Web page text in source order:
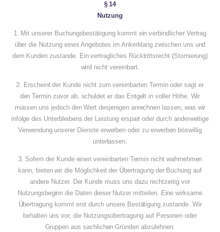
§ 14
Nutzung
1. Mit unserer Buchungsbestätigung kommt ein verbindlicher Vertrag
über die Nutzung eines Angebotes im Ankerklang zwischen uns und
dem Kunden zustande. Ein vertragliches Rücktrittsrecht (Stornierung)
wird nicht vereinbart.
2. Erscheint der Kunde nicht zum vereinbarten Termin oder sagt er
den Termin zuvor ab, schuldet er das Entgelt in voller Höhe. Wir
müssen uns jedoch den Wert desjenigen anrechnen lassen, was wir
infolge des Unterbleibens der Leistung erspart oder durch anderweitige
Verwendung unserer Dienste erwerben oder zu erwerben böswillig
unterlassen.
3. Sofern der Kunde einen vereinbarten Termin nicht wahrnehmen
kann, bieten wir die Möglichkeit der Übertragung der Buchung auf
andere Nutzer. Der Kunde muss uns dazu rechtzeitig vor
Nutzungsbeginn die Daten dieser Nutzer mitteilen. Eine wirksame
Übertragung kommt erst durch unsere Bestätigung zustande. Wir
behalten uns vor, die Nutzungsübertragung auf Personen oder
Gruppen aus sachlichen Gründen abzulehnen.